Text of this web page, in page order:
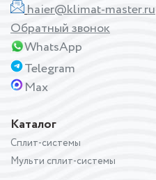
Каталог
Сплит-системы
Мульти сплит-системы
haier@klimat-master.ru
Обратный звонок
WhatsApp
Telegram
Max